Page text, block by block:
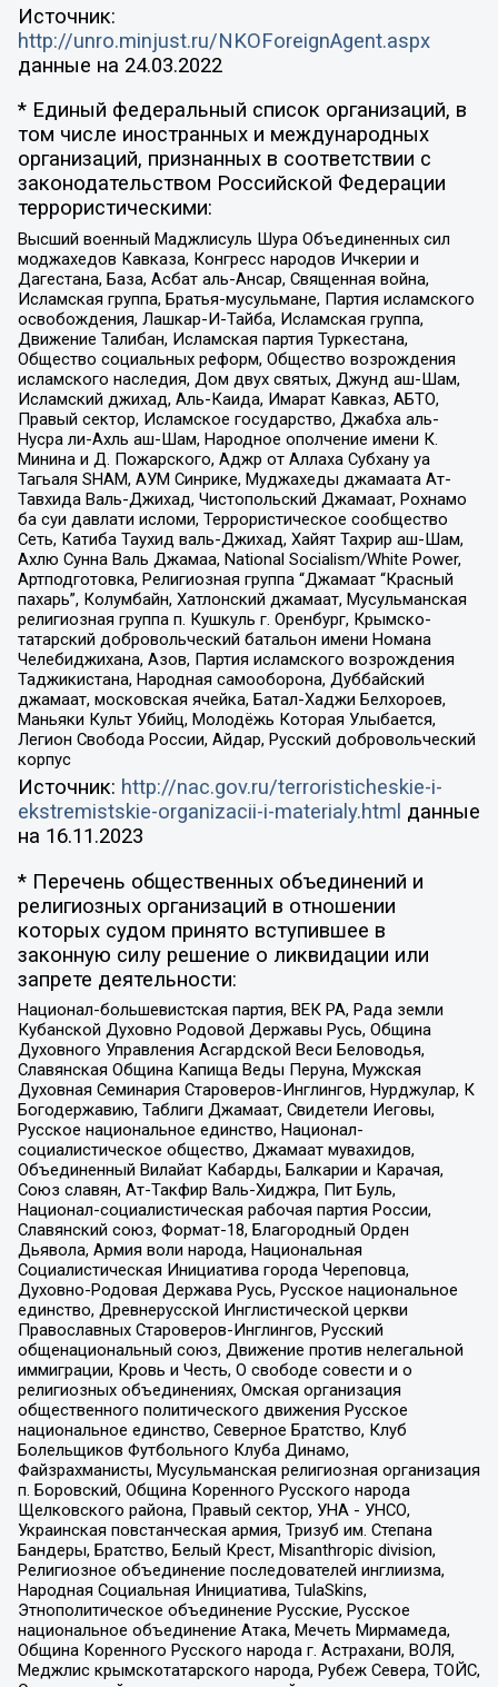
Источник:
http://unro.minjust.ru/NKOForeignAgent.aspx
данные на 24.03.2022
* Единый федеральный список организаций, в
том числе иностранных и международных
организаций, признанных в соответствии с
законодательством Российской Федерации
террористическими:
Высший военный Маджлисуль Шура Объединенных сил
моджахедов Кавказа, Конгресс народов Ичкерии и
Дагестана, База, Асбат аль-Ансар, Священная война,
Исламская группа, Братья-мусульмане, Партия исламского
освобождения, Лашкар-И-Тайба, Исламская группа,
Движение Талибан, Исламская партия Туркестана,
Общество социальных реформ, Общество возрождения
исламского наследия, Дом двух святых, Джунд аш-Шам,
Исламский джихад, Аль-Каида, Имарат Кавказ, АБТО,
Правый сектор, Исламское государство, Джабха аль-
Нусра ли-Ахль аш-Шам, Народное ополчение имени К.
Минина и Д. Пожарского, Аджр от Аллаха Субхану уа
Тагьаля SHAM, АУМ Синрике, Муджахеды джамаата Ат-
Тавхида Валь-Джихад, Чистопольский Джамаат, Рохнамо
ба суи давлати исломи, Террористическое сообщество
Сеть, Катиба Таухид валь-Джихад, Хайят Тахрир аш-Шам,
Ахлю Сунна Валь Джамаа, National Socialism/White Power,
Артподготовка, Религиозная группа “Джамаат “Красный
пахарь”, Колумбайн, Хатлонский джамаат, Мусульманская
религиозная группа п. Кушкуль г. Оренбург, Крымско-
татарский добровольческий батальон имени Номана
Челебиджихана, Азов, Партия исламского возрождения
Таджикистана, Народная самооборона, Дуббайский
джамаат, московская ячейка, Батал-Хаджи Белхороев,
Маньяки Культ Убийц, Молодёжь Которая Улыбается,
Легион Свобода России, Айдар, Русский добровольческий
корпус
Источник: http://nac.gov.ru/terroristicheskie-i-
ekstremistskie-organizacii-i-materialy.html данные
на 16.11.2023
* Перечень общественных объединений и
религиозных организаций в отношении
которых судом принято вступившее в
законную силу решение о ликвидации или
запрете деятельности:
Национал-большевистская партия, ВЕК РА, Рада земли
Кубанской Духовно Родовой Державы Русь, Община
Духовного Управления Асгардской Веси Беловодья,
Славянская Община Капища Веды Перуна, Мужская
Духовная Семинария Староверов-Инглингов, Нурджулар, К
Богодержавию, Таблиги Джамаат, Свидетели Иеговы,
Русское национальное единство, Национал-
социалистическое общество, Джамаат мувахидов,
Объединенный Вилайат Кабарды, Балкарии и Карачая,
Союз славян, Ат-Такфир Валь-Хиджра, Пит Буль,
Национал-социалистическая рабочая партия России,
Славянский союз, Формат-18, Благородный Орден
Дьявола, Армия воли народа, Национальная
Социалистическая Инициатива города Череповца,
Духовно-Родовая Держава Русь, Русское национальное
единство, Древнерусской Инглистической церкви
Православных Староверов-Инглингов, Русский
общенациональный союз, Движение против нелегальной
иммиграции, Кровь и Честь, О свободе совести и о
религиозных объединениях, Омская организация
общественного политического движения Русское
национальное единство, Северное Братство, Клуб
Болельщиков Футбольного Клуба Динамо,
Файзрахманисты, Мусульманская религиозная организация
п. Боровский, Община Коренного Русского народа
Щелковского района, Правый сектор, УНА - УНСО,
Украинская повстанческая армия, Тризуб им. Степана
Бандеры, Братство, Белый Крест, Misanthropic division,
Религиозное объединение последователей инглиизма,
Народная Социальная Инициатива, TulaSkins,
Этнополитическое объединение Русские, Русское
национальное объединение Атака, Мечеть Мирмамеда,
Община Коренного Русского народа г. Астрахани, ВОЛЯ,
Меджлис крымскотатарского народа, Рубеж Севера, ТОЙС,